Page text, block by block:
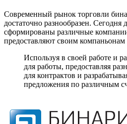
Современный рынок торговли
достаточно разнообразен. Сегодня
сформированы различные
предоставляют своим
Используя в своей работе и
для работы, предоставляя
для контрактов и
предложения по различным